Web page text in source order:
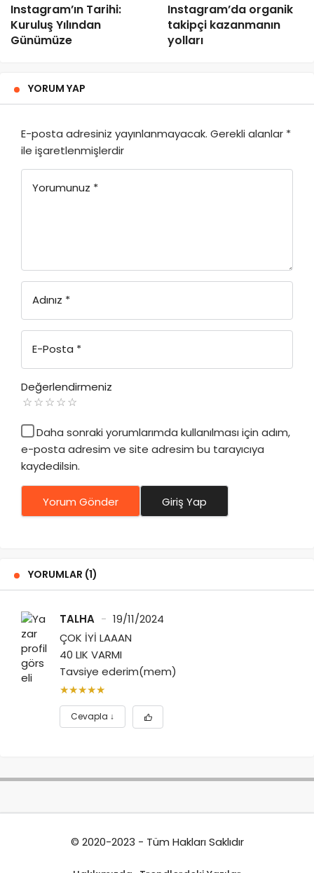
Instagram’ın Tarihi:
Kuruluş Yılından
Günümüze
Instagram’da organik
takipçi kazanmanın
yolları
YORUM YAP
E-posta adresiniz yayınlanmayacak. Gerekli alanlar *
ile işaretlenmişlerdir
Yorumunuz *
Adınız *
E-Posta *
Değerlendirmeniz
Daha sonraki yorumlarımda kullanılması için adım,
e-posta adresim ve site adresim bu tarayıcıya
kaydedilsin.
Yorum Gönder Giriş Yap
YORUMLAR (1)
TALHA
19/11/2024
ÇOK İYİ LAAAN
40 LIK VARMI
Tavsiye ederim(mem)
Cevapla ↓
© 2020-2023 - Tüm Hakları Saklıdır